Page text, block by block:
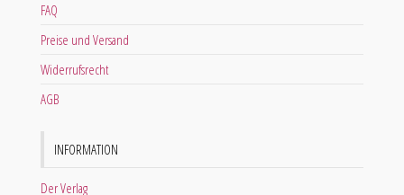
FAQ
Preise und Versand
Widerrufsrecht
AGB
INFORMATION
Der Verlag